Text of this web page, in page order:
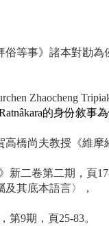
等事》諸本對勘為
Zhaocheng
的身份敘事為
橋尚夫教授《維摩
二卷第二期，頁17-
其底本語言〉，
9期，頁25-83。